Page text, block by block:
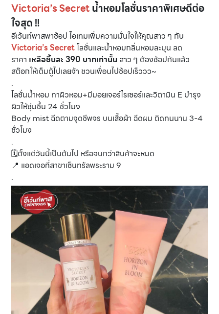
Victoria’s Secretน้ำหอมโลชั่นราคาพิเศษดีต่อ
ใจสุด !!
อีเว้นท์พาสพาช้อป ไอเทมเพิ่มความมั่นใจให้คุณสาว ๆ กับ
Victoria’s Secretโลชั่นและน้ำหอมกลิ่นหอมละมุน ลด
ราคา เหลือชิ้นละ 390 บาทเท่านั้น สาว ๆ ต้องช้อปกันแล้ว
สต๊อกให้เต็มตู้ไปเลยจ้า ชวนเพื่อนไปช้อปเร็ววว~
.
โลชั่นน้ำหอม ทาผิวหอม+มีมอยเจอร์ไรเซอร์และวิตามิน E บำรุง
ผิวให้ชุ่มชื้น 24 ชั่วโมง
Body mist ฉีดตามจุดชีพจร บนเสื้อผ้า ฉีดผม ติดทนนาน 3-4
ชั่วโมง
.
🗓ตั้งแต่วันนี้เป็นต้นไป หรือจนกว่าสินค้าจะหมด
📍 แอดเจอที่สาขาเซ็นทรัลพระราม 9
.